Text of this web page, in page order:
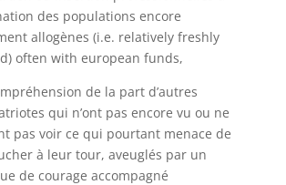
des populations encore
allogènes (i.e. relatively freshly
often with european funds,
de la part d’autres
qui n’ont pas encore vu ou ne
pas voir ce qui pourtant menace de
à leur tour, aveuglés par un
de courage accompagné